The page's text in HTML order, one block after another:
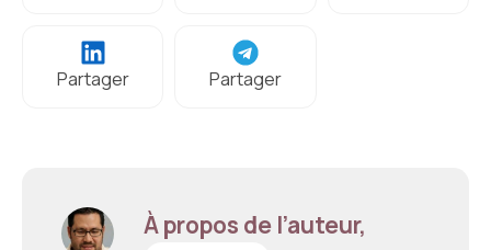
Partager Partager
À propos de l’auteur,